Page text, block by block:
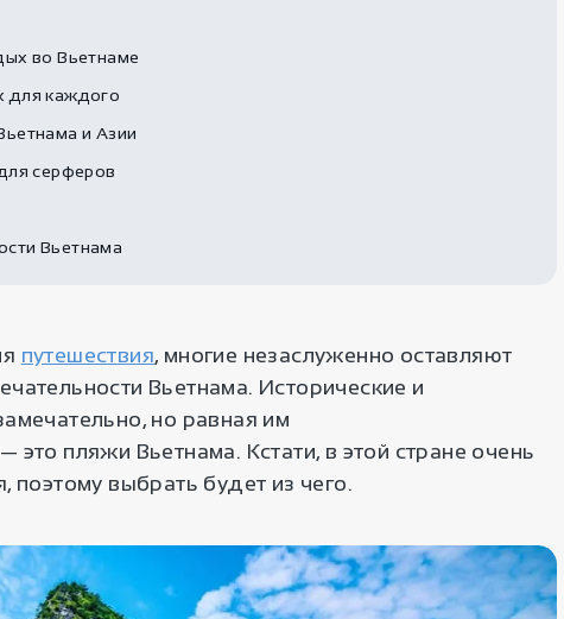
во Вьетнаме
для каждого
и Азии
серферов
Вьетнама
путешествия, многие незаслуженно оставляют
Вьетнама. Исторические и
но равная им
это пляжи Вьетнама. Кстати, в этой стране очень
поэтому выбрать будет из чего.